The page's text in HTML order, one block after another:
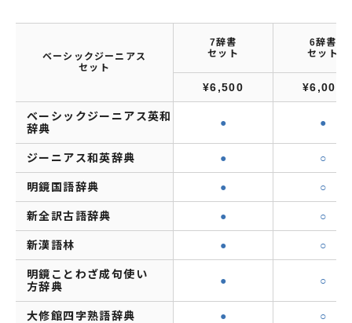
ベーシックジーニアス
セット
7辞書
セット
6辞書
セット
¥6,500 ¥6,000
ベーシックジーニアス英和
辞典
● ●
ジーニアス和英辞典 ● ○
明鏡国語辞典 ● ○
新全訳古語辞典 ● ○
新漢語林 ● ○
明鏡ことわざ成句使い
方辞典
● ○
大修館四字熟語辞典 ● ○